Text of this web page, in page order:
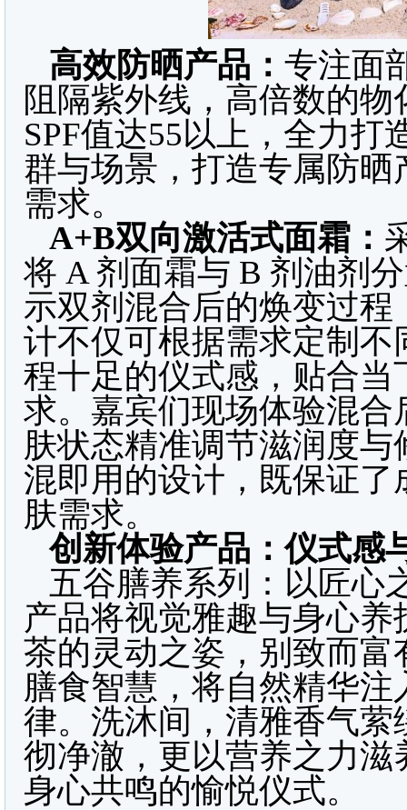
高效防晒产品： 专注面
阻隔紫外线，高倍数的
SPF值达55以上，全力打
群与场景，打造专属防
需求。
A+B双向激活式面霜：
将 A 剂面霜与 B 剂油剂
示双剂混合后的焕变过
计不仅可根据需求定制
程十足的仪式感，贴合
求。嘉宾们现场体验混
肤状态精准调节滋润度
混即用的设计，既保证
肤需求。
创新体验产品：仪式感
五谷膳养系列：以匠心
产品将视觉雅趣与身心
茶的灵动之姿，别致而
膳食智慧，将自然精华
律。洗沐间，清雅香气
彻净澈，更以营养之力
身心共鸣的愉悦仪式。